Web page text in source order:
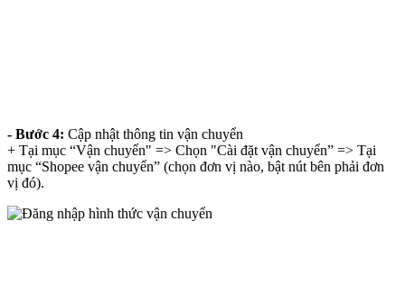
- Bước 4: Cập nhật thông tin vận chuyển
+ Tại mục “Vận chuyển" => Chọn "Cài đặt vận chuyển” => Tại
mục “Shopee vận chuyển” (chọn đơn vị nào, bật nút bên phải đơn
vị đó).